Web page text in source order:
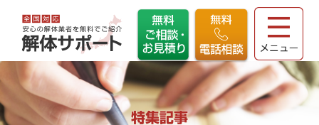
特集記事